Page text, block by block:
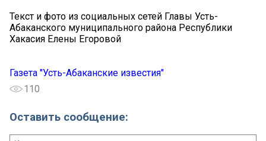
Текст и фото из социальных сетей Главы Усть-
Абаканского муниципального района Республики
Хакасия Елены Егоровой
Газета "Усть-Абаканские известия"
110
Оставить сообщение: